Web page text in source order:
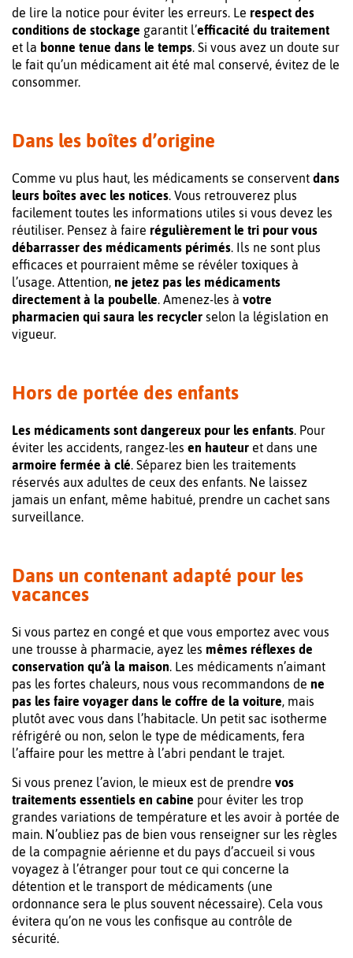
de lire la notice pour éviter les erreurs. Le respect des
conditions de stockage garantit l’efficacité du traitement
et la bonne tenue dans le temps. Si vous avez un doute sur
le fait qu’un médicament ait été mal conservé, évitez de le
consommer.
Dans les boîtes d’origine
Comme vu plus haut, les médicaments se conservent dans
leurs boîtes avec les notices. Vous retrouverez plus
facilement toutes les informations utiles si vous devez les
réutiliser. Pensez à faire régulièrement le tri pour vous
débarrasser des médicaments périmés. Ils ne sont plus
efficaces et pourraient même se révéler toxiques à
l’usage. Attention, ne jetez pas les médicaments
directement à la poubelle. Amenez-les à votre
pharmacien qui saura les recycler selon la législation en
vigueur.
Hors de portée des enfants
Les médicaments sont dangereux pour les enfants. Pour
éviter les accidents, rangez-les en hauteur et dans une
armoire fermée à clé. Séparez bien les traitements
réservés aux adultes de ceux des enfants. Ne laissez
jamais un enfant, même habitué, prendre un cachet sans
surveillance.
Dans un contenant adapté pour les
vacances
Si vous partez en congé et que vous emportez avec vous
une trousse à pharmacie, ayez les mêmes réflexes de
conservation qu’à la maison. Les médicaments n’aimant
pas les fortes chaleurs, nous vous recommandons de ne
pas les faire voyager dans le coffre de la voiture, mais
plutôt avec vous dans l’habitacle. Un petit sac isotherme
réfrigéré ou non, selon le type de médicaments, fera
l’affaire pour les mettre à l’abri pendant le trajet.
Si vous prenez l’avion, le mieux est de prendre vos
traitements essentiels en cabine pour éviter les trop
grandes variations de température et les avoir à portée de
main. N’oubliez pas de bien vous renseigner sur les règles
de la compagnie aérienne et du pays d’accueil si vous
voyagez à l’étranger pour tout ce qui concerne la
détention et le transport de médicaments (une
ordonnance sera le plus souvent nécessaire). Cela vous
évitera qu’on ne vous les confisque au contrôle de
sécurité.